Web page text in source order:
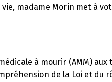
madame Morin met à
à mourir (AMM) aux
de la Loi et du